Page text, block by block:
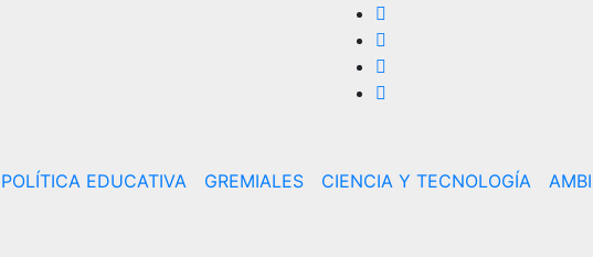
POLÍTICA EDUCATIVA GREMIALES CIENCIA Y TECNOLOGÍA